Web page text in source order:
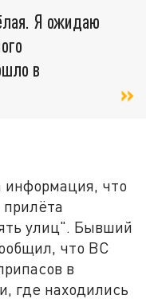
Я ожидаю
в
что
улиц". Бывший
что ВС
в
где находились